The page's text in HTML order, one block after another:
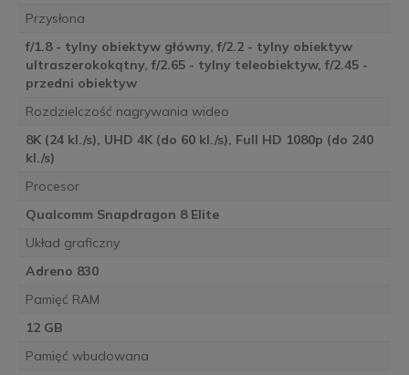
Przysłona
f/1.8 - tylny obiektyw główny, f/2.2 - tylny obiektyw
ultraszerokokątny, f/2.65 - tylny teleobiektyw, f/2.45 -
przedni obiektyw
Rozdzielczość nagrywania wideo
8K (24 kl./s), UHD 4K (do 60 kl./s), Full HD 1080p (do 240
kl./s)
Procesor
Qualcomm Snapdragon 8 Elite
Układ graficzny
Adreno 830
Pamięć RAM
12 GB
Pamięć wbudowana